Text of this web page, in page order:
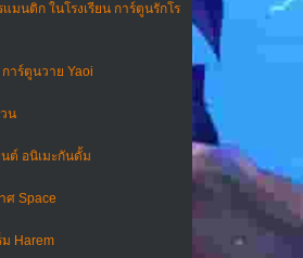
แมนติก ในโรงเรียน การ์ตูนรักโร
การ์ตูนวาย Yaoi
น
ต์ อนิเมะกันดั้ม
ศ Space
ม Harem